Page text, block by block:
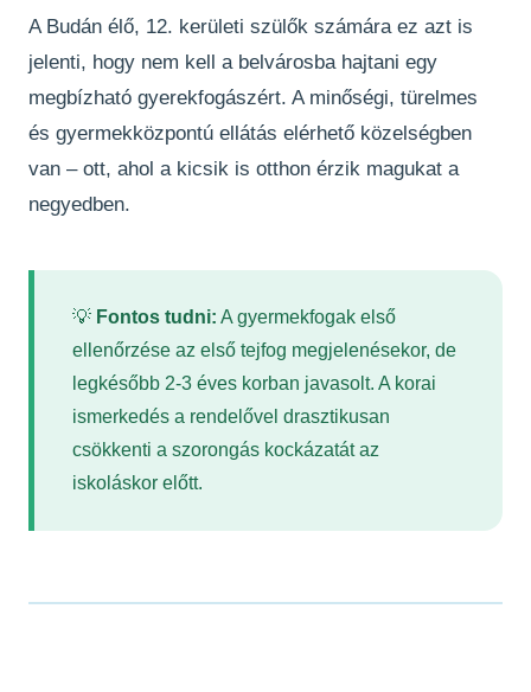
A Budán élő, 12. kerületi szülők számára ez azt is
jelenti, hogy nem kell a belvárosba hajtani egy
megbízható gyerekfogászért. A minőségi, türelmes
és gyermekközpontú ellátás elérhető közelségben
van – ott, ahol a kicsik is otthon érzik magukat a
negyedben.
💡 Fontos tudni: A gyermekfogak első
ellenőrzése az első tejfog megjelenésekor, de
legkésőbb 2-3 éves korban javasolt. A korai
ismerkedés a rendelővel drasztikusan
csökkenti a szorongás kockázatát az
iskoláskor előtt.